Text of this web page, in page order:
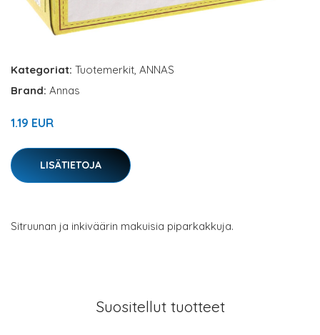
Kategoriat: Tuotemerkit ANNAS
Brand: Annas
1.19 EUR
LISÄTIETOJA
Sitruunan ja inkiväärin makuisia piparkakkuja.
Suositellut tuotteet